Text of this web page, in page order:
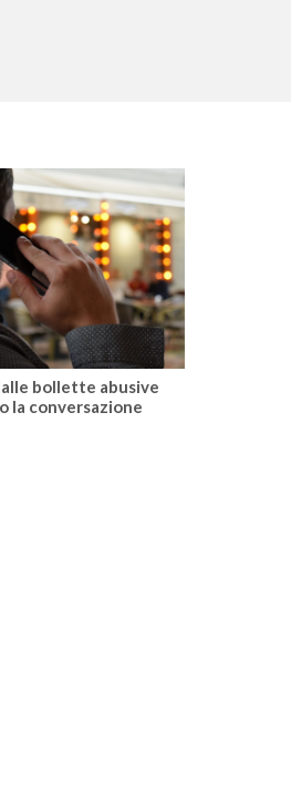
bollette abusive
la conversazione